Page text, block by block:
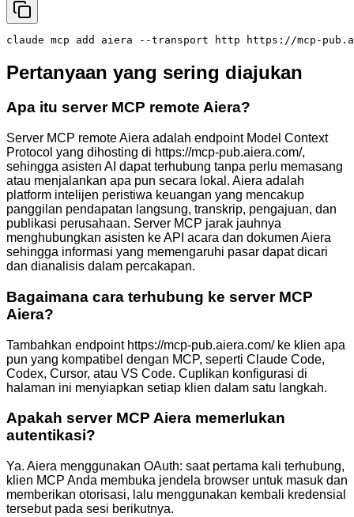
claude mcp add aiera --transport http https://mcp-
Pertanyaan yang sering diajukan
Apa itu server MCP remote Aiera?
Server MCP remote Aiera adalah endpoint Model Context
Protocol yang dihosting di https://mcp-pub.aiera.com/,
sehingga asisten AI dapat terhubung tanpa perlu memasang
atau menjalankan apa pun secara lokal. Aiera adalah
platform intelijen peristiwa keuangan yang mencakup
panggilan pendapatan langsung, transkrip, pengajuan, dan
publikasi perusahaan. Server MCP jarak jauhnya
menghubungkan asisten ke API acara dan dokumen Aiera
sehingga informasi yang memengaruhi pasar dapat dicari
dan dianalisis dalam percakapan.
Bagaimana cara terhubung ke server MCP
Aiera?
Tambahkan endpoint https://mcp-pub.aiera.com/ ke klien apa
pun yang kompatibel dengan MCP, seperti Claude Code,
Codex, Cursor, atau VS Code. Cuplikan konfigurasi di
halaman ini menyiapkan setiap klien dalam satu langkah.
Apakah server MCP Aiera memerlukan
autentikasi?
Ya. Aiera menggunakan OAuth: saat pertama kali terhubung,
klien MCP Anda membuka jendela browser untuk masuk dan
memberikan otorisasi, lalu menggunakan kembali kredensial
tersebut pada sesi berikutnya.